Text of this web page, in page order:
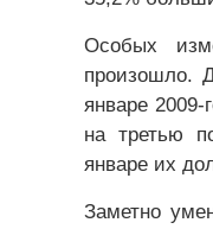
Особых
произошло.
январе
на третью
январе их
Заметно